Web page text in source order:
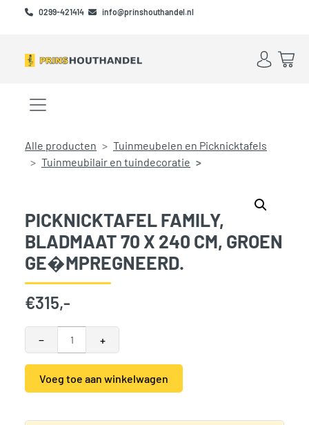
Skip to main content
Skip to footer
0299-421414 info@prinshouthandel.nl
Account
Menu openen/sluiten
Alle producten
Tuinmeubelen en Picknicktafels
Tuinmeubilair en tuindecoratie
PICKNICKTAFEL FAMILY,
BLADMAAT 70 X 240 CM, GROEN
GE�MPREGNEERD.
€315,-
− +
Voeg toe aan winkelwagen